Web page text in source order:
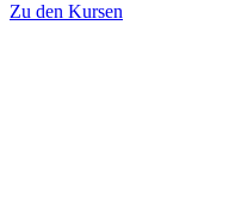
Zu den Kursen